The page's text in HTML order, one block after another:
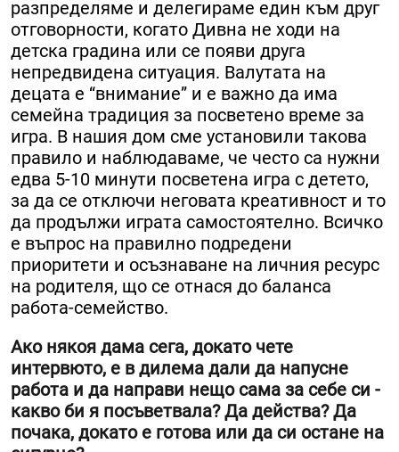
разпределяме и делегираме един към друг
отговорности, когато Дивна не ходи на
детска градина или се появи друга
непредвидена ситуация. Валутата на
децата е “внимание” и е важно да има
семейна традиция за посветено време за
игра. В нашия дом сме установили такова
правило и наблюдаваме, че често са нужни
едва 5-10 минути посветена игра с детето,
за да се отключи неговата креативност и то
да продължи играта самостоятелно. Всичко
е въпрос на правилно подредени
приоритети и осъзнаване на личния ресурс
на родителя, що се отнася до баланса
работа-семейство.
Ако някоя дама сега, докато чете
интервюто, е в дилема дали да напусне
работа и да направи нещо сама за себе си -
какво би я посъветвала? Да действа? Да
почака, докато е готова или да си остане на